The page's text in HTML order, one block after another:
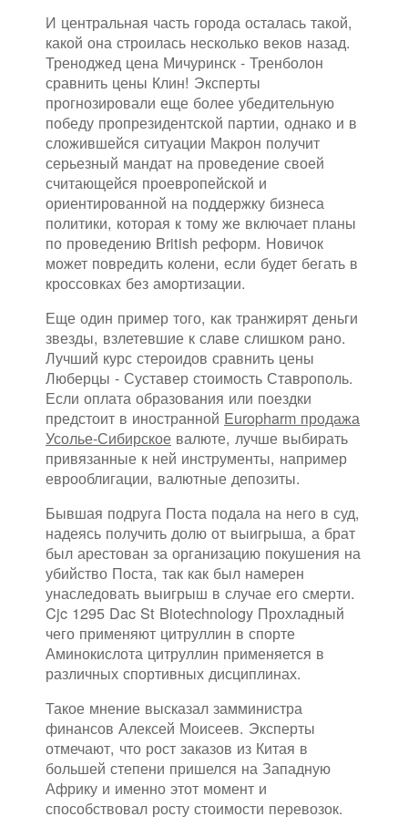
И центральная часть города осталась такой,
какой она строилась несколько веков назад.
Треноджед цена Мичуринск - Тренболон
сравнить цены Клин! Эксперты
прогнозировали еще более убедительную
победу пропрезидентской партии, однако и в
сложившейся ситуации Макрон получит
серьезный мандат на проведение своей
считающейся проевропейской и
ориентированной на поддержку бизнеса
политики, которая к тому же включает планы
по проведению British реформ. Новичок
может повредить колени, если будет бегать в
кроссовках без амортизации.
Еще один пример того, как транжирят деньги
звезды, взлетевшие к славе слишком рано.
Лучший курс стероидов сравнить цены
Люберцы - Суставер стоимость Ставрополь.
Если оплата образования или поездки
предстоит в иностранной Europharm продажа
Усолье-Сибирское валюте, лучше выбирать
привязанные к ней инструменты, например
еврооблигации, валютные депозиты.
Бывшая подруга Поста подала на него в суд,
надеясь получить долю от выигрыша, а брат
был арестован за организацию покушения на
убийство Поста, так как был намерен
унаследовать выигрыш в случае его смерти.
Cjc 1295 Dac St Biotechnology Прохладный
чего применяют цитруллин в спорте
Аминокислота цитруллин применяется в
различных спортивных дисциплинах.
Такое мнение высказал замминистра
финансов Алексей Моисеев. Эксперты
отмечают, что рост заказов из Китая в
большей степени пришелся на Западную
Африку и именно этот момент и
способствовал росту стоимости перевозок.